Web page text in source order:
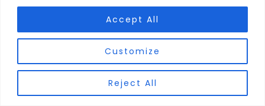
Customize
Reject All
Accept All
Thank you for your thoughts, Greg… I agree and
am so thankful in these times for the peace of
God that passes out understanding. Blessings!
Wird geladen …